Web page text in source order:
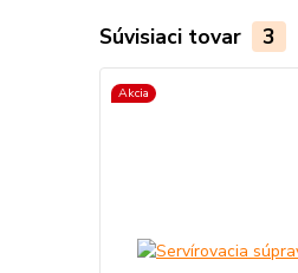
Súvisiaci tovar 3
Akcia